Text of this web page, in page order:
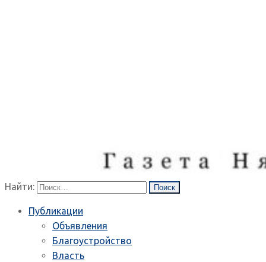
Найти:
Публикации
Объявления
Благоустройство
Власть